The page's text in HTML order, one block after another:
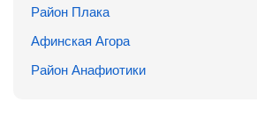
Район Плака
Афинская Агора
Район Анафиотики